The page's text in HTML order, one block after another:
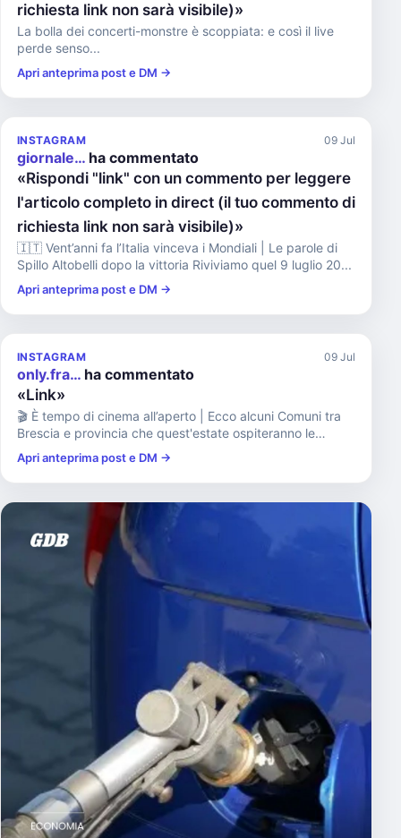
richiesta link non sarà visibile)»
La bolla dei concerti-monstre è scoppiata: e così il live
perde senso...
Apri anteprima post e DM →
INSTAGRAM 09 Jul
giornale… ha commentato
«Rispondi "link" con un commento per leggere
l'articolo completo in direct (il tuo commento di
richiesta link non sarà visibile)»
🇮🇹 Vent’anni fa l’Italia vinceva i Mondiali | Le parole di
Spillo Altobelli dopo la vittoria Riviviamo quel 9 luglio 20...
Apri anteprima post e DM →
INSTAGRAM 09 Jul
only.fra… ha commentato
«Link»
🎬 È tempo di cinema all’aperto | Ecco alcuni Comuni tra
Brescia e provincia che quest'estate ospiteranno le
proiezioni ...
Apri anteprima post e DM →